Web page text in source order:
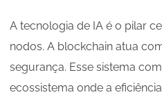
A tecnologia de IA é o pilar
nodos. A blockchain atua
segurança. Esse sistema
ecossistema onde a